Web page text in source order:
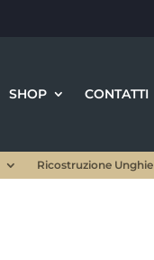
SHOP CONTATTI
Ricostruzione Unghie